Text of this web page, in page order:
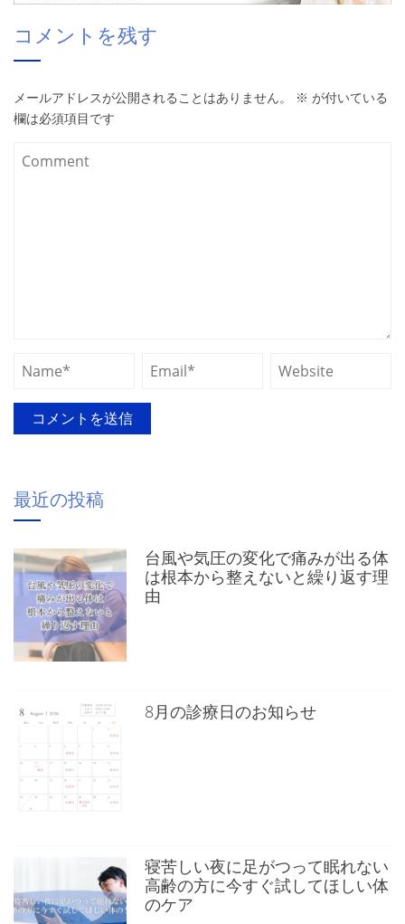
コメントを残す
メールアドレスが公開されることはありません。 ※ が付いている
欄は必須項目です
最近の投稿
台風や気圧の変化で痛みが出る体
は根本から整えないと繰り返す理
由
8月の診療日のお知らせ
寝苦しい夜に足がつって眠れない
高齢の方に今すぐ試してほしい体
のケア